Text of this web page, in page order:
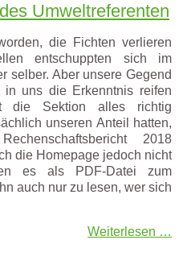
Umweltreferenten
die Fichten verlieren
entschuppten sich im
selber. Aber unsere Gegend
uns die Erkenntnis reifen
die Sektion alles richtig
unseren Anteil hatten,
2018
die Homepage jedoch nicht
es als PDF-Datei zum
auch nur zu lesen, wer sich
Weiterlesen …